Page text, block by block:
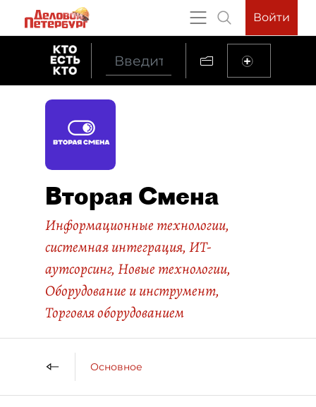
Войти
Вторая Смена
Информационные технологии,
системная интеграция, ИТ-
аутсорсинг, Новые технологии,
Оборудование и инструмент,
Торговля оборудованием
Основное